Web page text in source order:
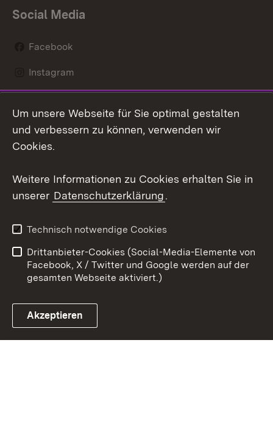
Social Media
Facebook
Instagram
Social Wall
Youtube
Link zum Landesportal
Kontakt
Datenschutz
Barrierefreiheit
Impressum Cookies
Um unsere Webseite für Sie optimal gestalten
und verbessern zu können, verwenden wir
Cookies.
Weitere Informationen zu Cookies erhalten Sie in
unserer Datenschutzerklärung.
Technisch notwendige Cookies
Drittanbieter-Cookies (Social-Media-Elemente von
Facebook, X / Twitter und Google werden auf der
gesamten Webseite aktiviert.)
Akzeptieren